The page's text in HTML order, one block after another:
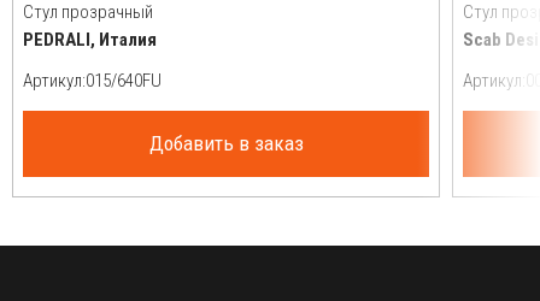
Стул прозрачный
PEDRALI, Италия
Артикул:
Добавить в заказ
Стул
Scab
Артикул: